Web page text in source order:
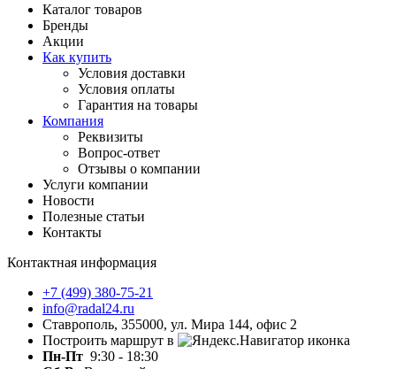
Каталог товаров
Бренды
Акции
Как купить
Условия доставки
Условия оплаты
Гарантия на товары
Компания
Реквизиты
Вопрос-ответ
Отзывы о компании
Услуги компании
Новости
Полезные статьи
Контакты
Контактная информация
+7 (499) 380-75-21
info@radal24.ru
Ставрополь, 355000, ул. Мира 144, офис 2
Построить маршрут в
Пн-Пт 9:30 - 18:30